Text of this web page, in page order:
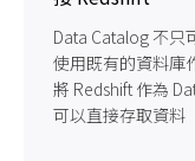
Data Catalog 不只
使用既有的資料庫
將 Redshift 作為
可以直接存取資料